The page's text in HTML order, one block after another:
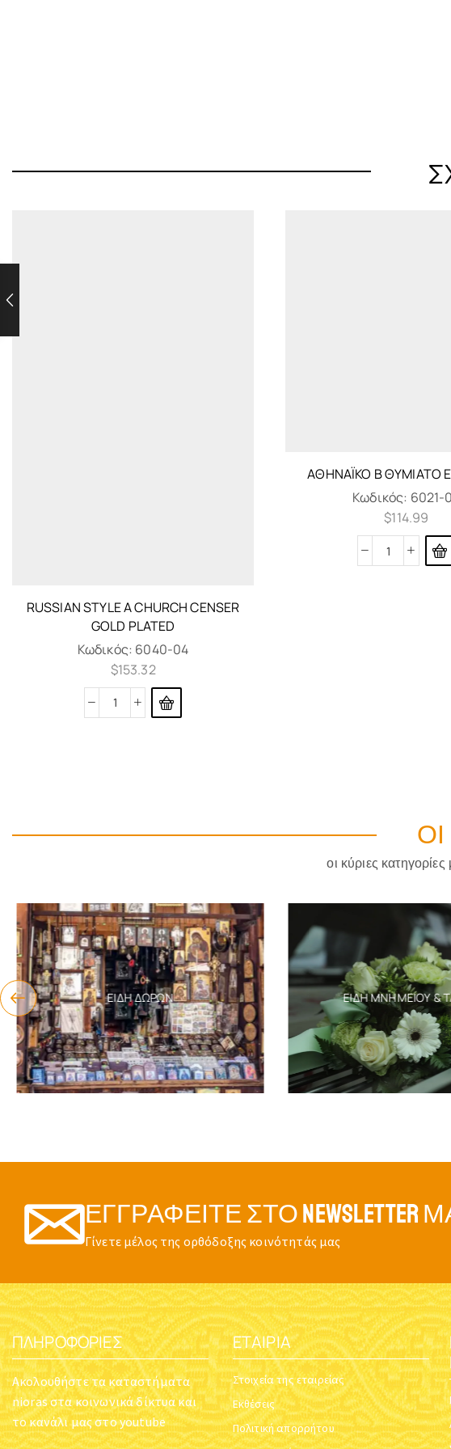
RUSSIAN STYLE A CHURCH CENSER
GOLD PLATED
Κωδικός: 6040-04
$153.32
ΑΘΗΝΑΪΚΌ Β ΘΥΜΙΑΤΌ
Κωδικός: 6021-
$114.99
οι κύριες
ΕΊΔΗ ΔΏΡΩΝ ΕΊΔΗ ΜΝΗΜΕΊΟΥ &
ΕΓΓΡΑΦΕΊΤΕ ΣΤΟ NEWSLETTER
Γίνετε μέλος της ορθόδοξης κοινότητάς μας
ΠΛΗΡΟΦΟΡΊΕΣ
Ακολουθήστε τα καταστήματα
nioras στα κοινωνικά δίκτυα και
το κανάλι μας στο youtube
ΕΤΑΙΡΊΑ
Στοιχεία της εταιρείας
Εκθέσεις
Πολιτική απορρήτου